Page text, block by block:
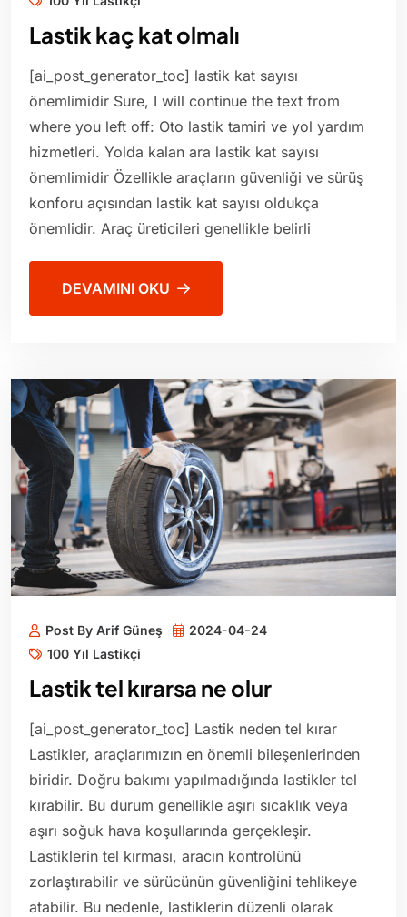
Lastik kaç kat olmalı
[ai_post_generator_toc] lastik kat sayısı
önemlimidir Sure, I will continue the text from
where you left off: Oto lastik tamiri ve yol yardım
hizmetleri. Yolda kalan ara lastik kat sayısı
önemlimidir Özellikle araçların güvenliği ve sürüş
konforu açısından lastik kat sayısı oldukça
önemlidir. Araç üreticileri genellikle belirli
DEVAMINI OKU
Post By Arif Güneş
2024-04-24
100 Yıl Lastikçi
Lastik tel kırarsa ne olur
[ai_post_generator_toc] Lastik neden tel kırar
Lastikler, araçlarımızın en önemli bileşenlerinden
biridir. Doğru bakımı yapılmadığında lastikler tel
kırabilir. Bu durum genellikle aşırı sıcaklık veya
aşırı soğuk hava koşullarında gerçekleşir.
Lastiklerin tel kırması, aracın kontrolünü
zorlaştırabilir ve sürücünün güvenliğini tehlikeye
atabilir. Bu nedenle, lastiklerin düzenli olarak